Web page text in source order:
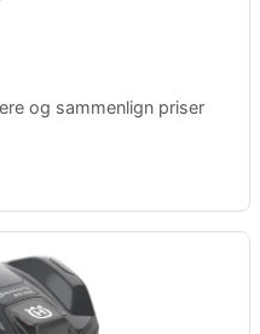
og sammenlign priser